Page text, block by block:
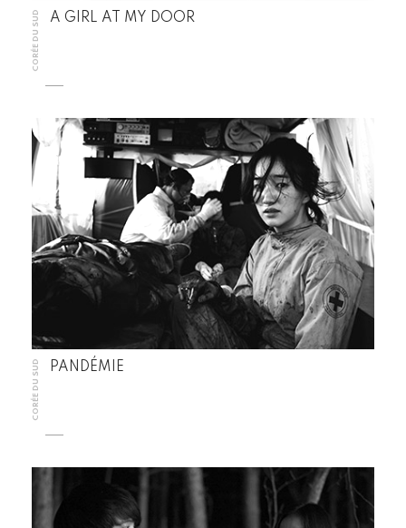
CORÉE DU SUD A GIRL AT MY DOOR
CORÉE DU SUD PANDÉMIE